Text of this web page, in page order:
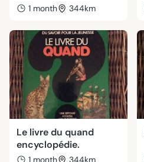
1 month 344km
Le livre du quand
encyclopédie.
1 month 344km